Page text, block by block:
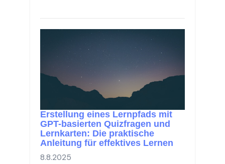
Erstellung eines Lernpfads mit
GPT-basierten Quizfragen und
Lernkarten: Die praktische
Anleitung für effektives Lernen
8.8.2025